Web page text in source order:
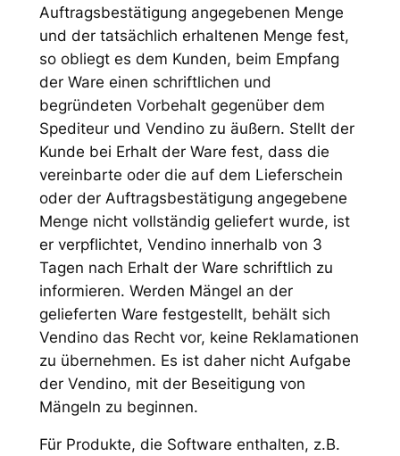
Auftragsbestätigung angegebenen Menge
und der tatsächlich erhaltenen Menge fest,
so obliegt es dem Kunden, beim Empfang
der Ware einen schriftlichen und
begründeten Vorbehalt gegenüber dem
Spediteur und Vendino zu äußern. Stellt der
Kunde bei Erhalt der Ware fest, dass die
vereinbarte oder die auf dem Lieferschein
oder der Auftragsbestätigung angegebene
Menge nicht vollständig geliefert wurde, ist
er verpflichtet, Vendino innerhalb von 3
Tagen nach Erhalt der Ware schriftlich zu
informieren. Werden Mängel an der
gelieferten Ware festgestellt, behält sich
Vendino das Recht vor, keine Reklamationen
zu übernehmen. Es ist daher nicht Aufgabe
der Vendino, mit der Beseitigung von
Mängeln zu beginnen.
Für Produkte, die Software enthalten, z.B.